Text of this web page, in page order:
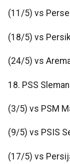
(11/5) vs
(18/5) vs
(24/5) vs
18. PSS Sleman
(3/5) vs PSM
(9/5) vs PSIS
(17/5) vs